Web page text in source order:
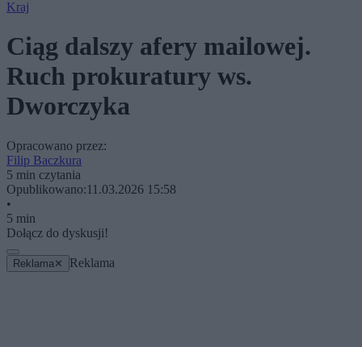
Kraj
Ciąg dalszy afery mailowej.
Ruch prokuratury ws.
Dworczyka
Opracowano przez:
Filip Baczkura
5 min czytania
Opublikowano:11.03.2026 15:58
•
5 min
Dołącz do dyskusji!
Reklama ✕ Reklama